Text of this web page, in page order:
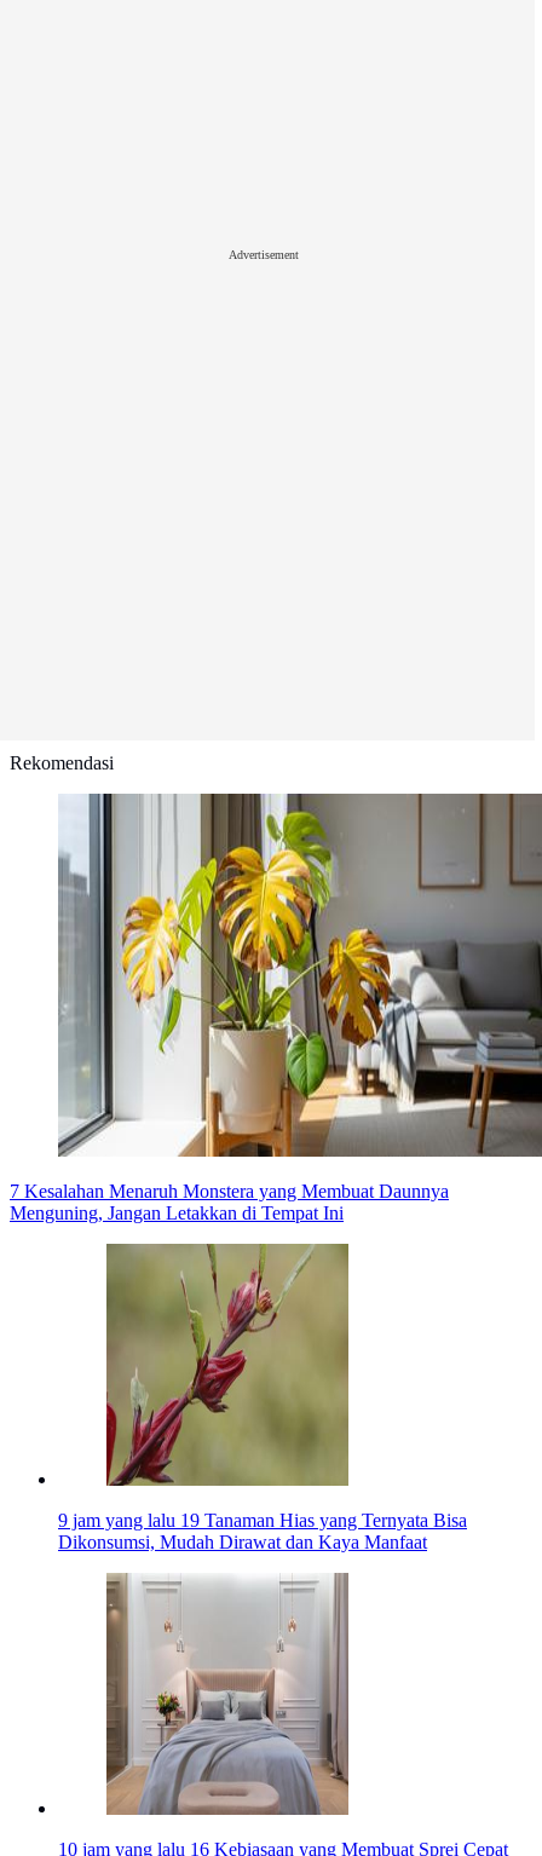
Advertisement
Rekomendasi
7 Kesalahan Menaruh Monstera yang Membuat Daunnya
Menguning, Jangan Letakkan di Tempat Ini
9 jam yang lalu 19 Tanaman Hias yang Ternyata Bisa
Dikonsumsi, Mudah Dirawat dan Kaya Manfaat
10 jam yang lalu 16 Kebiasaan yang Membuat Sprei Cepat